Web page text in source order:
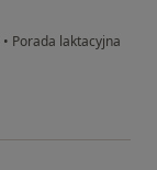
• Porada laktacyjna